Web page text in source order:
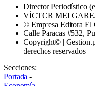
Director Periodístico
VÍCTOR
© Empresa Editora El
Calle Paracas #532,
Copyright© |
derechos reservados
Secciones:
Portada -